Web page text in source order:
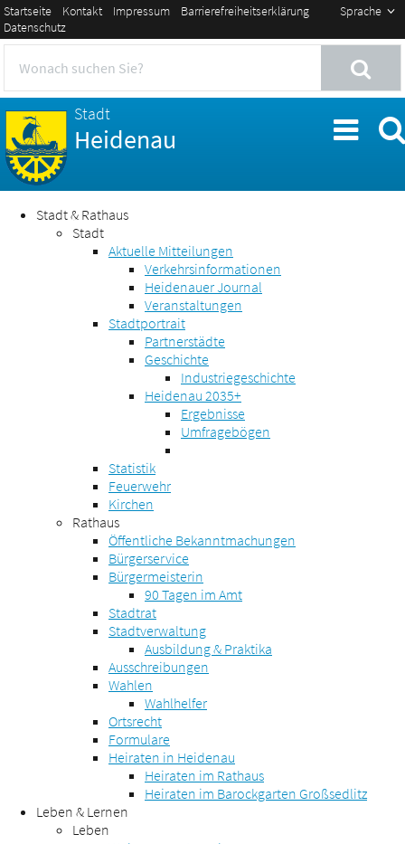
Sprache
Startseite Kontakt Impressum
Barrierefreiheitserklärung
Datenschutz
Stadt
Heidenau
Stadt & Rathaus
Stadt
Aktuelle Mitteilungen
Verkehrsinformationen
Heidenauer Journal
Veranstaltungen
Stadtportrait
Partnerstädte
Geschichte
Industriegeschichte
Heidenau 2035+
Ergebnisse
Umfragebögen
Statistik
Feuerwehr
Kirchen
Rathaus
Öffentliche Bekanntmachungen
Bürgerservice
Bürgermeisterin
90 Tagen im Amt
Stadtrat
Stadtverwaltung
Ausbildung & Praktika
Ausschreibungen
Wahlen
Wahlhelfer
Ortsrecht
Formulare
Heiraten in Heidenau
Heiraten im Rathaus
Heiraten im Barockgarten Großsedlitz
Leben & Lernen
Leben